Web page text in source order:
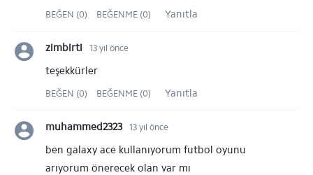
BEĞEN (0) BEĞENME (0) Yanıtla
zimbirti 13 yıl önce
teşekkürler
BEĞEN (0) BEĞENME (0) Yanıtla
muhammed2323 13 yıl önce
ben galaxy ace kullanıyorum futbol oyunu
arıyorum önerecek olan var mı